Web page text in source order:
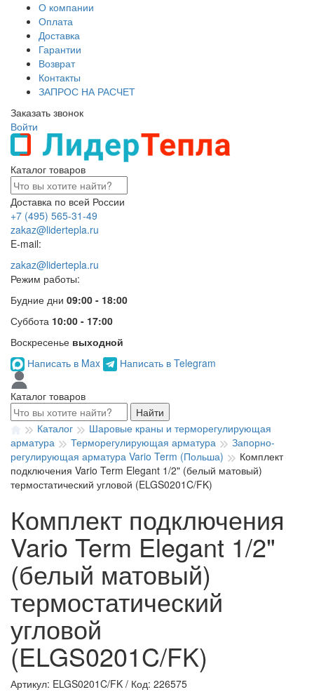
О компании
Оплата
Доставка
Гарантии
Возврат
Контакты
ЗАПРОС НА РАСЧЕТ
Заказать звонок
Войти
Каталог товаров
Доставка по всей России
+7 (495) 565-31-49
zakaz@lidertepla.ru
E-mail:
zakaz@lidertepla.ru
Режим работы:
Будние дни 09:00 - 18:00
Суббота 10:00 - 17:00
Воскресенье выходной
Написать в Max
Написать в Telegram
Каталог товаров
Найти
Каталог
Шаровые краны и терморегулирующая
арматура
Терморегулирующая арматура
Запорно-
регулирующая арматура Vario Term (Польша)
Комплект
подключения Vario Term Elegant 1/2" (белый матовый)
термостатический угловой (ELGS0201C/FK)
Комплект подключения
Vario Term Elegant 1/2"
(белый матовый)
термостатический
угловой
(ELGS0201C/FK)
Артикул: ELGS0201C/FK / Код: 226575